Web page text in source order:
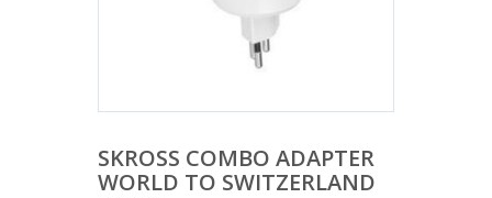
SKROSS COMBO ADAPTER
WORLD TO SWITZERLAND